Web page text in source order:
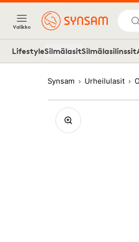
Valikko
LifestyleSilmälasitSilmälasilinssit
Synsam Urheilulasit